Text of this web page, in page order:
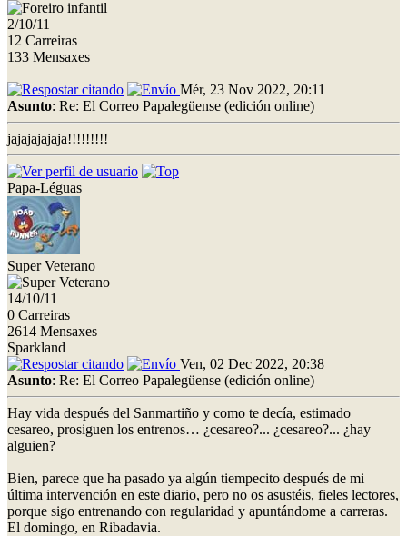
2/10/11
12 Carreiras
133 Mensaxes
Mér, 23 Nov 2022, 20:11
Asunto: Re: El Correo Papalegüense (edición online)
jajajajajaja!!!!!!!!!
Papa-Léguas
Super Veterano
14/10/11
0 Carreiras
2614 Mensaxes
Sparkland
Ven, 02 Dec 2022, 20:38
Asunto: Re: El Correo Papalegüense (edición online)
Hay vida después del Sanmartiño y como te decía, estimado
cesareo, prosiguen los entrenos… ¿cesareo?... ¿cesareo?... ¿hay
alguien?
Bien, parece que ha pasado ya algún tiempecito después de mi
última intervención en este diario, pero no os asustéis, fieles lectores,
porque sigo entrenando con regularidad y apuntándome a carreras.
El domingo, en Ribadavia.